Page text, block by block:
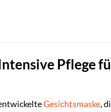
Pflege
Gesichtsmaske,